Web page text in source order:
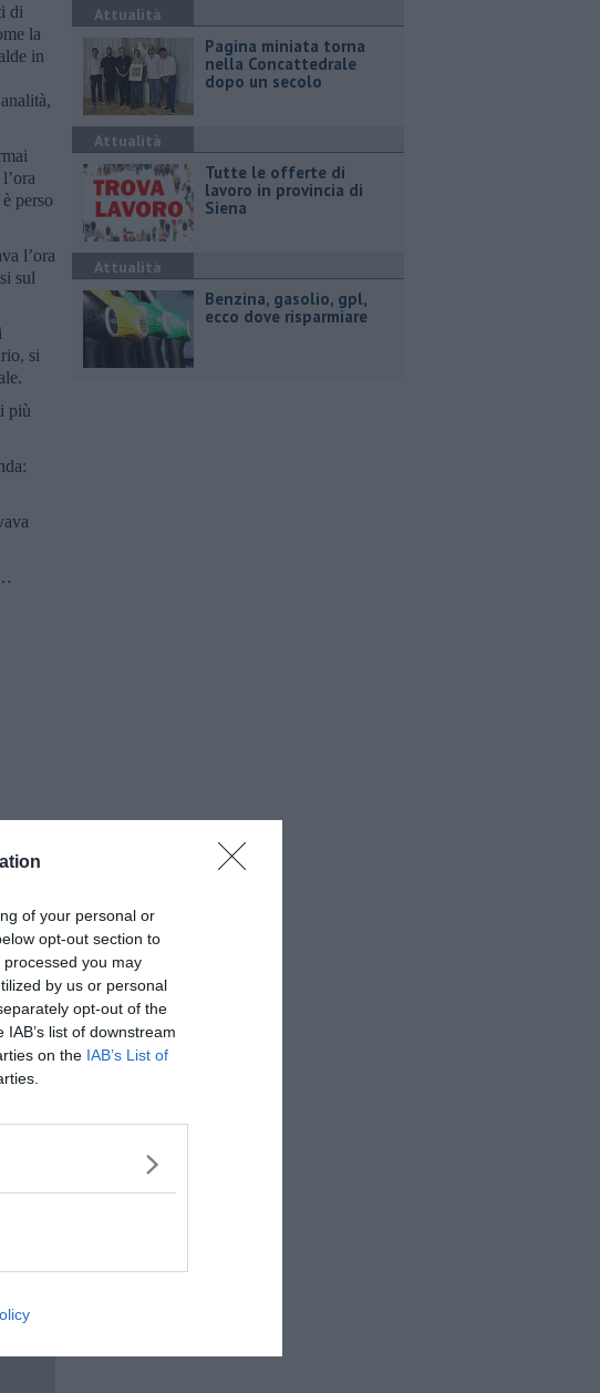
of your personal or
opt-out section to
you may
by us or personal
opt-out of the
list of downstream
on the IAB’s List of
di
la
in
perso
l’ora
sul
si
più
Attualità
Pagina miniata torna
nella Concattedrale
dopo un secolo
Attualità
​Tutte le offerte di
lavoro in provincia di
Siena
Attualità
​Benzina, gasolio, gpl,
ecco dove risparmiare